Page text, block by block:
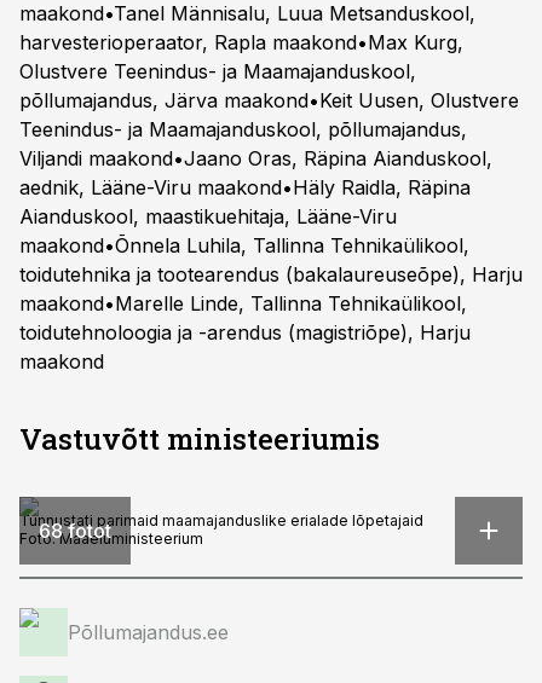
maakond•Tanel Männisalu, Luua Metsanduskool,
harvesterioperaator, Rapla maakond•Max Kurg,
Olustvere Teenindus- ja Maamajanduskool,
põllumajandus, Järva maakond•Keit Uusen, Olustvere
Teenindus- ja Maamajanduskool, põllumajandus,
Viljandi maakond•Jaano Oras, Räpina Aianduskool,
aednik, Lääne-Viru maakond•Häly Raidla, Räpina
Aianduskool, maastikuehitaja, Lääne-Viru
maakond•Õnnela Luhila, Tallinna Tehnikaülikool,
toidutehnika ja tootearendus (bakalaureuseõpe), Harju
maakond•Marelle Linde, Tallinna Tehnikaülikool,
toidutehnoloogia ja -arendus (magistriõpe), Harju
maakond
Vastuvõtt ministeeriumis
68 fotot
Tunnustati parimaid maamajanduslike erialade lõpetajaid
Foto:Maaeluministeerium
Põllumajandus.ee